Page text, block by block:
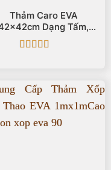
Thảm Caro EVA
Dạng Tấm,
Ghép